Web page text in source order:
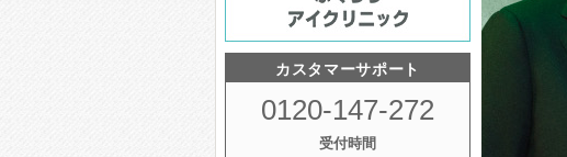
カスタマーサポート
0120-147-272
受付時間